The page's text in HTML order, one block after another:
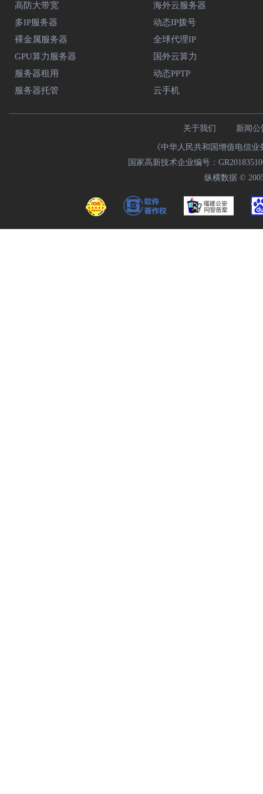
高防大带宽
多IP服务器
裸金属服务器
GPU算力服务器
服务器租用
服务器托管
海外云服务器
动态IP拨号
全球代理IP
国外云算力
动态PPTP
云手机
关于我们 新闻公
《中华人民共和国增值电信
国家高新技术企业编号：
纵横数据 ©